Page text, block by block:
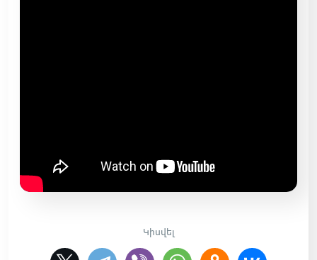
Կիսվել